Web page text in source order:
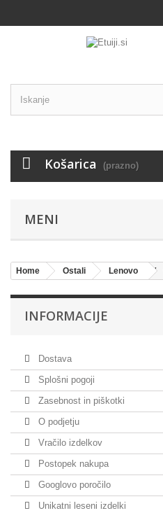
Košarica (prazno)
MENI
Home Ostali Lenovo
INFORMACIJE
Dostava
Splošni pogoji
Zasebnost in piškotki
O podjetju
Vračilo izdelkov
Postopek nakupa
Googlovo poročilo
Unikatni leseni izdelki